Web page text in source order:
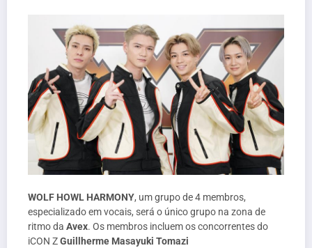
WOLF HOWL HARMONY, um grupo de 4 membros,
especializado em vocais, será o único grupo na zona de
ritmo da Avex. Os membros incluem os concorrentes do
iCON ZGuillherme Masayuki Tomazi